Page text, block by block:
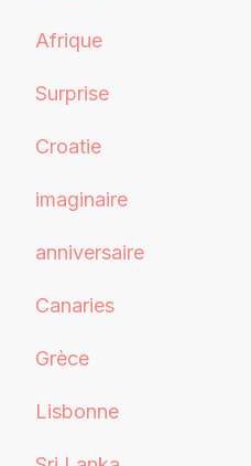
Afrique
Surprise
Croatie
imaginaire
anniversaire
Canaries
Grèce
Lisbonne